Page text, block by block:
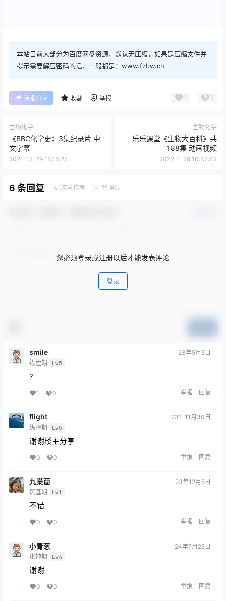
本站目前大部分为百度网盘资源，默认无压缩，如果是压缩文件并
提示需要解压密码的话，一般都是：www.fzbw.cn
海报分享 收藏 举报 1 0
生物化学
《BBC化学史》3集纪录片 中
文字幕
2021-12-29 15:15:27
生物化学
乐乐课堂《生物大百科》共
188集 动画视频
2022-1-29 10:37:42
6 条回复 A 文章作者 M 管理员
您必须登录或注册以后才能发表评论
登录
smile
练虚期 Lv5
23年5月5日
?
1 0 举报 回复
flight
练虚期 Lv5
23年11月30日
谢谢楼主分享
0 0 举报 回复
九枼茴
筑基期 Lv1
23年12月8日
不错
0 0 举报 回复
小青葱
化神期 Lv4
24年7月25日
谢谢
0 0 举报 回复